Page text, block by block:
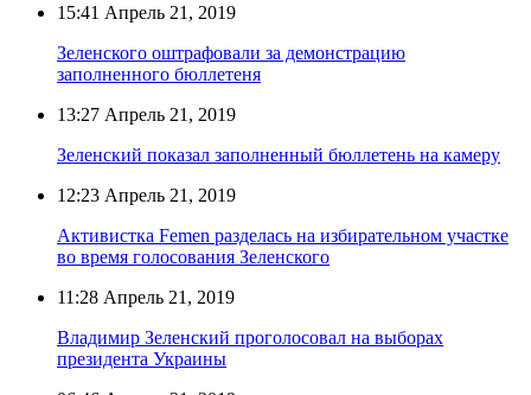
15:41 Апрель 21, 2019
Зеленского оштрафовали за демонстрацию
заполненного бюллетеня
13:27 Апрель 21, 2019
Зеленский показал заполненный бюллетень на камеру
12:23 Апрель 21, 2019
Активистка Femen разделась на избирательном участке
во время голосования Зеленского
11:28 Апрель 21, 2019
Владимир Зеленский проголосовал на выборах
президента Украины